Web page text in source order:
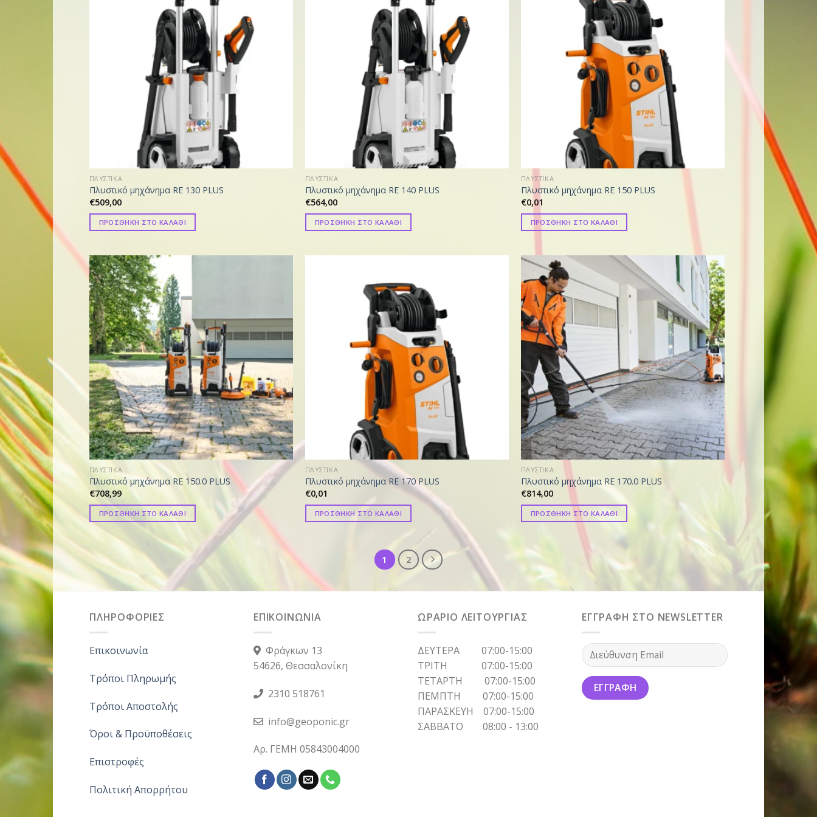
ΠΛΥΣΤΙΚΑ
Πλυστικό μηχάνημα RE 130 PLUS
€509,00
ΠΡΟΣΘΗΚΗ ΣΤΟ ΚΑΛΑΘΙ
ΠΛΥΣΤΙΚΑ
Πλυστικό μηχάνημα RE 140 PLUS
€564,00
ΠΡΟΣΘΗΚΗ ΣΤΟ ΚΑΛΑΘΙ
ΠΛΥΣΤΙΚΑ
Πλυστικό μηχάνημα RE 150 PLUS
€0,01
ΠΡΟΣΘΗΚΗ ΣΤΟ ΚΑΛΑΘΙ
ΠΛΥΣΤΙΚΑ
Πλυστικό μηχάνημα RE 150.0 PLUS
€708,99
ΠΡΟΣΘΗΚΗ ΣΤΟ ΚΑΛΑΘΙ
ΠΛΥΣΤΙΚΑ
Πλυστικό μηχάνημα RE 170 PLUS
€0,01
ΠΡΟΣΘΗΚΗ ΣΤΟ ΚΑΛΑΘΙ
ΠΛΥΣΤΙΚΑ
Πλυστικό μηχάνημα RE 170.0 PLUS
€814,00
ΠΡΟΣΘΗΚΗ ΣΤΟ ΚΑΛΑΘΙ
1 2
ΠΛΗΡΟΦΟΡΙΕΣ
Επικοινωνία
Τρόποι Πληρωμής
Τρόποι Αποστολής
Όροι & Προϋποθέσεις
Επιστροφές
Πολιτική Απορρήτου
ΕΠΙΚΟΙΝΩΝΙΑ
Φράγκων 13
54626, Θεσσαλονίκη
2310 518761
info@geoponic.gr
Αρ. ΓΕΜΗ 05843004000
ΩΡΑΡΙΟ ΛΕΙΤΟΥΡΓΙΑΣ
ΔΕΥΤΕΡΑ 07:00-15:00
ΤΡΙΤΗ 07:00-15:00
ΤΕΤΑΡΤΗ 07:00-15:00
ΠΕΜΠΤΗ 07:00-15:00
ΠΑΡΑΣΚΕΥΗ 07:00-15:00
ΣΑΒΒΑΤΟ 08:00 - 13:00
ΕΓΓΡΑΦΗ ΣΤΟ NEWSLETTER